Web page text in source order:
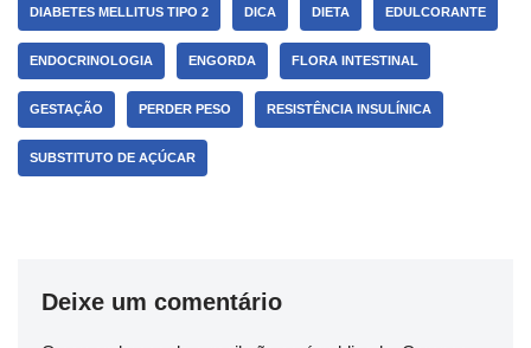
DIABETES MELLITUS TIPO 2 DICA DIETA EDULCORANTE
ENDOCRINOLOGIA ENGORDA FLORA INTESTINAL
GESTAÇÃO PERDER PESO RESISTÊNCIA INSULÍNICA
SUBSTITUTO DE AÇÚCAR
Deixe um comentário